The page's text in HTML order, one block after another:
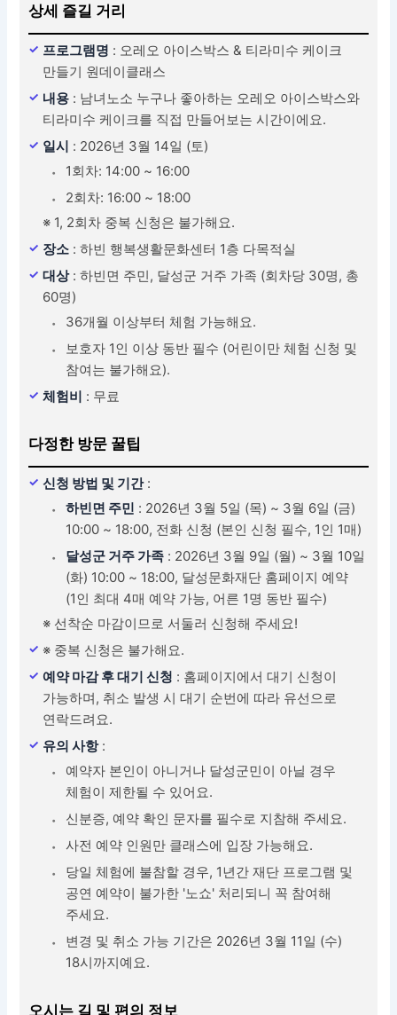
상세 즐길 거리
프로그램명 : 오레오 아이스박스 & 티라미수 케이크
만들기 원데이클래스
내용 : 남녀노소 누구나 좋아하는 오레오 아이스박스와
티라미수 케이크를 직접 만들어보는 시간이에요.
일시 : 2026년 3월 14일 (토)
1회차: 14:00 ~ 16:00
2회차: 16:00 ~ 18:00
※ 1, 2회차 중복 신청은 불가해요.
장소 : 하빈 행복생활문화센터 1층 다목적실
대상 : 하빈면 주민, 달성군 거주 가족 (회차당 30명, 총
60명)
36개월 이상부터 체험 가능해요.
보호자 1인 이상 동반 필수 (어린이만 체험 신청 및
참여는 불가해요).
체험비 : 무료
다정한 방문 꿀팁
신청 방법 및 기간 :
하빈면 주민 : 2026년 3월 5일 (목) ~ 3월 6일 (금)
10:00 ~ 18:00, 전화 신청 (본인 신청 필수, 1인 1매)
달성군 거주 가족 : 2026년 3월 9일 (월) ~ 3월 10일
(화) 10:00 ~ 18:00, 달성문화재단 홈페이지 예약
(1인 최대 4매 예약 가능, 어른 1명 동반 필수)
※ 선착순 마감이므로 서둘러 신청해 주세요!
※ 중복 신청은 불가해요.
예약 마감 후 대기 신청 : 홈페이지에서 대기 신청이
가능하며, 취소 발생 시 대기 순번에 따라 유선으로
연락드려요.
유의 사항 :
예약자 본인이 아니거나 달성군민이 아닐 경우
체험이 제한될 수 있어요.
신분증, 예약 확인 문자를 필수로 지참해 주세요.
사전 예약 인원만 클래스에 입장 가능해요.
당일 체험에 불참할 경우, 1년간 재단 프로그램 및
공연 예약이 불가한 '노쇼' 처리되니 꼭 참여해
주세요.
변경 및 취소 가능 기간은 2026년 3월 11일 (수)
18시까지예요.
오시는 길 및 편의 정보